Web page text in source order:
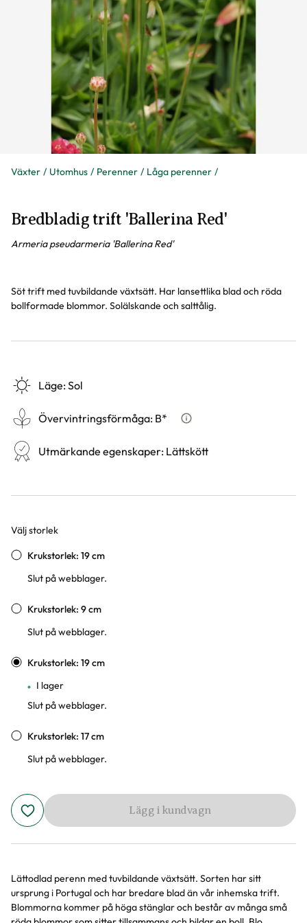
Växter Utomhus Perenner Låga perenner
Bredbladig trift 'Ballerina Red'
Armeria pseudarmeria 'Ballerina Red'
Söt trift med tuvbildande växtsätt. Har lansettlika blad och röda
bollformade blommor. Solälskande och salttålig.
Läge:Sol
Övervintringsförmåga: B* Vad betyder
Utmärkande egenskaper: Lättskött
Välj storlek
Varianter
Krukstorlek: 19 cm
Slut på webblager.
Krukstorlek: 9 cm
Slut på webblager.
Krukstorlek: 19 cm
I lager
Slut på webblager.
Krukstorlek: 17 cm
Slut på webblager.
Lägg i kundvagn
Produktinformation
Lättodlad perenn med tuvbildande växtsätt. Sorten har sitt
ursprung i Portugal och har bredare blad än vår inhemska trift.
Blommorna kommer på höga stänglar och består av många små